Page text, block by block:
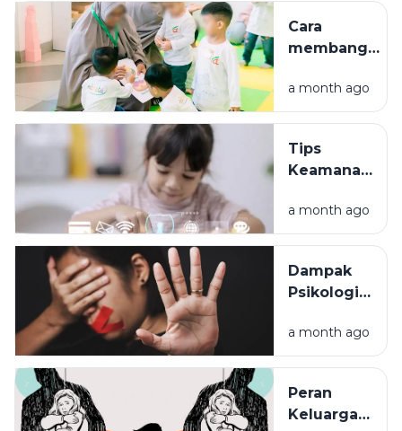
Cara
membangun
antara orang
tua dan
a month ago
Tips
Keamanan
Media
Sosial:
bagi
Orang Tua
Mencegah
Risiko
Kejahatan
Digital
a month ago
Dampak
Psikologis
Seksual
pada
Trauma
yang Perlu
a month ago
Peran
Keluarga